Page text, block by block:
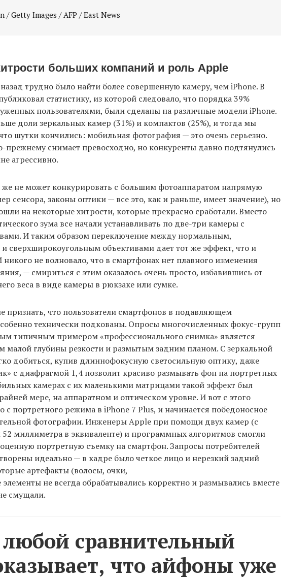
больших компаний и роль Apple
трудно было найти более совершенную камеру, чем iPhone. В
статистику, из которой следовало, что порядка 39%
пользователями, были сделаны на различные модели iPhone.
доли зеркальных камер (31%) и компактов (25%), и тогда мы
шутки кончились: мобильная фотография — это очень серьезно.
прежнему снимает превосходно, но конкуренты давно подтянулись
агрессивно.
же не может конкурировать с большим фотоаппаратом напрямую
сенсора, законы оптики — все это, как и раньше, имеет значение), но
на некоторые хитрости, которые прекрасно сработали. Вместо
зума все начали устанавливать по две-три камеры с
И таким образом переключение между нормальным,
сверхширокоугольным объективами дает тот же эффект, что и
никого не волновало, что в смартфонах нет плавного изменения
— смириться с этим оказалось очень просто, избавившись от
веса в виде камеры в рюкзаке или сумке.
признать, что пользователи смартфонов в подавляющем
технически подкованы. Опросы многочисленных фокус-групп
типичным примером «профессионального снимка» является
малой глубины резкости и размытым задним планом. С зеркальной
добиться, купив длиннофокусную светосильную оптику, даже
с диафрагмой 1,4 позволит красиво размывать фон на портретных
камерах с их маленькими матрицами такой эффект был
мере, на аппаратном и оптическом уровне. И вот с этого
с портретного режима в iPhone 7 Plus, и начинается победоносное
фотографии. Инженеры Apple при помощи двух камер (с
миллиметра в эквиваленте) и программных алгоритмов смогли
портретную съемку на смартфон. Запросы потребителей
идеально — в кадре было четкое лицо и нерезкий задний
артефакты (волосы, очки,
не всегда обрабатывались корректно и размывались вместе
смущали.
сравнительный
что айфоны уже